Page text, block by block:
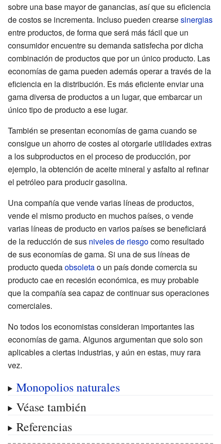
sobre una base mayor de ganancias, así que su eficiencia
de costos se incrementa. Incluso pueden crearsesinergias
entre productos, de forma que será más fácil que un
consumidor encuentre su demanda satisfecha por dicha
combinación de productos que por un único producto. Las
economías de gama pueden además operar a través de la
eficiencia en la distribución. Es más eficiente enviar una
gama diversa de productos a un lugar, que embarcar un
único tipo de producto a ese lugar.
También se presentan economías de gama cuando se
consigue un ahorro de costes al otorgarle utilidades extras
a los subproductos en el proceso de producción, por
ejemplo, la obtención de aceite mineral y asfalto al refinar
el petróleo para producir gasolina.
Una compañía que vende varias líneas de productos,
vende el mismo producto en muchos países, o vende
varias líneas de producto en varios países se beneficiará
de la reducción de sus niveles de riesgocomo resultado
de sus economías de gama. Si una de sus líneas de
producto quedaobsoletao un país donde comercia su
producto cae en recesión económica, es muy probable
que la compañía sea capaz de continuar sus operaciones
comerciales.
No todos los economistas consideran importantes las
economías de gama. Algunos argumentan que solo son
aplicables a ciertas industrias, y aún en estas, muy rara
vez.
Monopolios naturales
Véase también
Referencias